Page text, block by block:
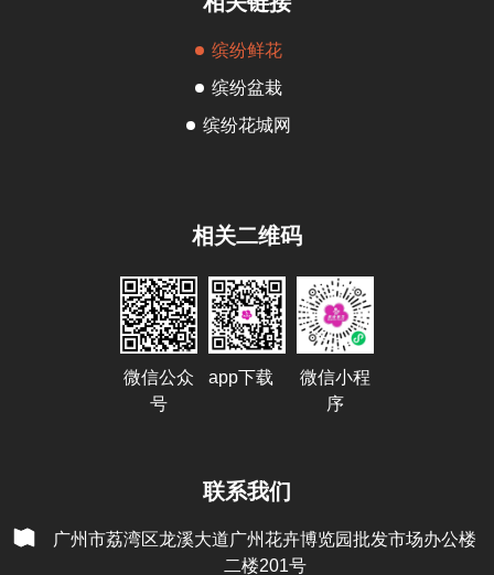
缤纷鲜花
缤纷盆栽
缤纷花城网
相关二维码
微信公众
号
app下载
微信小程
序
联系我们
广州市荔湾区龙溪大道广州花卉博览园批发市场办公楼
二楼201号